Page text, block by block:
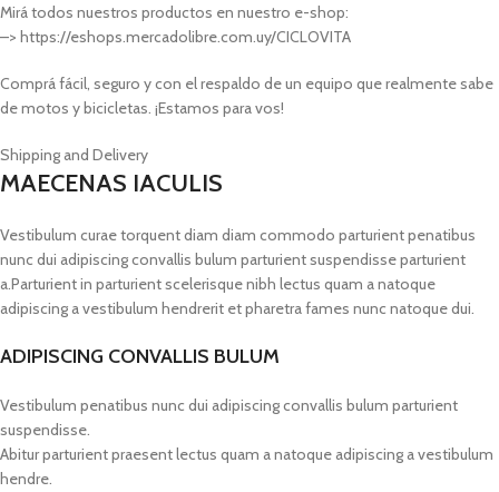
Mirá todos nuestros productos en nuestro e-shop:
–> https://eshops.mercadolibre.com.uy/CICLOVITA
Comprá fácil, seguro y con el respaldo de un equipo que realmente sabe
de motos y bicicletas. ¡Estamos para vos!
Shipping and Delivery
MAECENAS IACULIS
Vestibulum curae torquent diam diam commodo parturient penatibus
nunc dui adipiscing convallis bulum parturient suspendisse parturient
a.Parturient in parturient scelerisque nibh lectus quam a natoque
adipiscing a vestibulum hendrerit et pharetra fames nunc natoque dui.
ADIPISCING CONVALLIS BULUM
Vestibulum penatibus nunc dui adipiscing convallis bulum parturient
suspendisse.
Abitur parturient praesent lectus quam a natoque adipiscing a vestibulum
hendre.